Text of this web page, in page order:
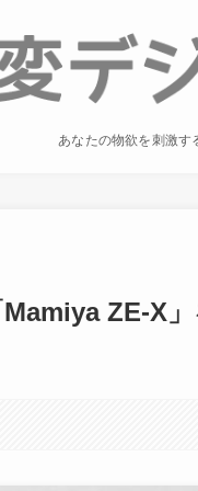
あなたの物欲を刺激す
ZE-X